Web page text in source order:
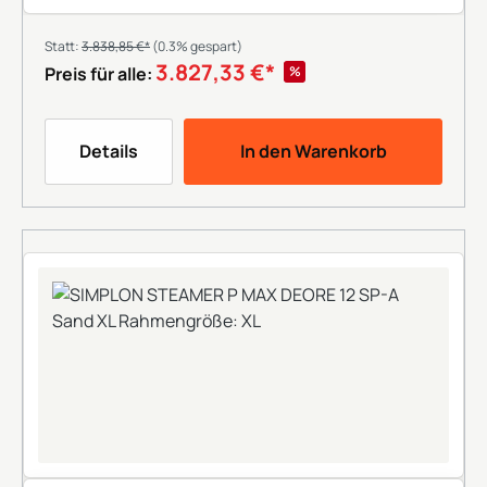
Statt:3.838,85 €*(0.3% gespart)
Preis für alle: 3.827,33 €* %
Details In den Warenkorb